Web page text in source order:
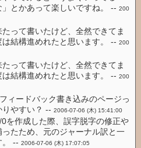
」とかあって楽しいですね。 --200
って書いたけど、全然できてま
は結構進めれたと思います。 --200
って書いたけど、全然できてま
は結構進めれたと思います。 --200
ィードバック書き込みのページっ
りやすい？ --2006-07-06 (木) 15:41:00
を作成した際、誤字脱字の修正や
たため、元のジャーナル訳と一
。 --2006-07-06 (木) 17:07:05